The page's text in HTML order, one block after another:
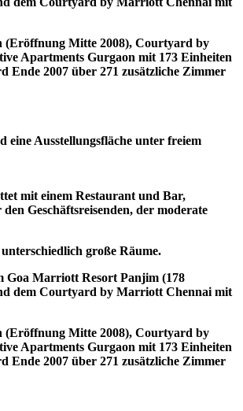
(Eröffnung Mitte 2008), Courtyard by
Apartments Gurgaon mit 173 Einheiten
2007 über 271 zusätzliche Zimmer
Ausstellungsfläche unter freiem
mit einem Restaurant und Bar,
Geschäftsreisenden, der moderate
große Räume.
Goa Marriott Resort Panjim (178
dem Courtyard by Marriott Chennai mit
(Eröffnung Mitte 2008), Courtyard by
Apartments Gurgaon mit 173 Einheiten
2007 über 271 zusätzliche Zimmer